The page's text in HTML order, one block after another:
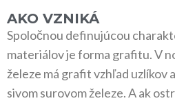
AKO VZNIKÁ
Spoločnou definujúcou
materiálov je forma grafitu. V
železe má grafit vzhľad uzlíkov
sivom surovom železe. A ak